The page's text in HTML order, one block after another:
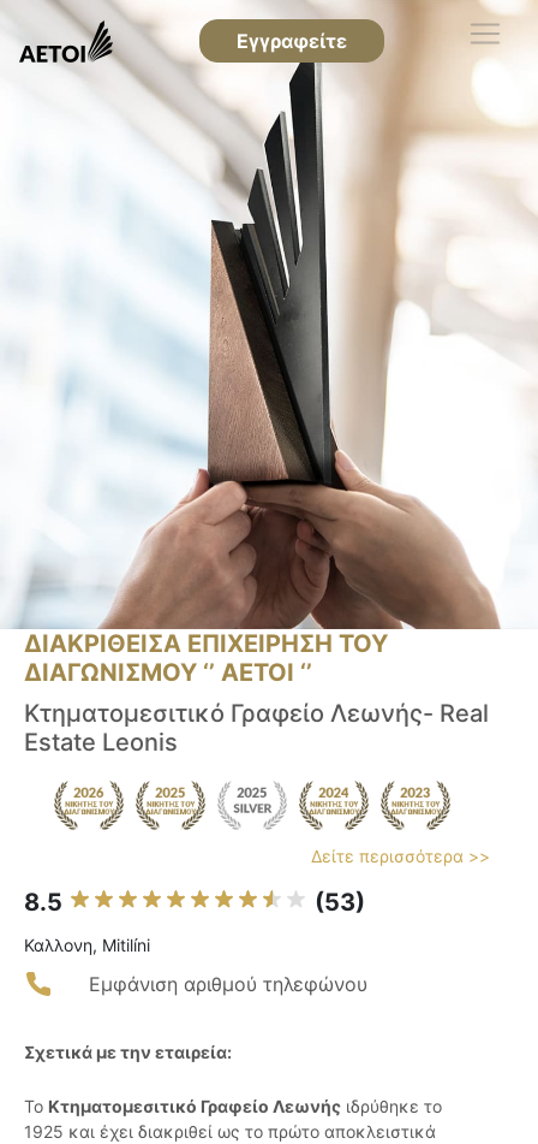
Εγγραφείτε
ΔΙΑΚΡΙΘΕΙΣΑ ΕΠΙΧΕΙΡΗΣΗ ΤΟΥ
ΔΙΑΓΩΝΙΣΜΟΥ ‘’ ΑΕΤΟΙ ‘’
Κτηματομεσιτικό Γραφείο Λεωνής- Real
Estate Leonis
Δείτε περισσότερα >>
8.5 (53)
Καλλονη, Mitilíni
Εμφάνιση αριθμού τηλεφώνου
Σχετικά με την εταιρεία:
Το Κτηματομεσιτικό Γραφείο Λεωνής ιδρύθηκε το
1925 και έχει διακριθεί ως το πρώτο αποκλειστικά